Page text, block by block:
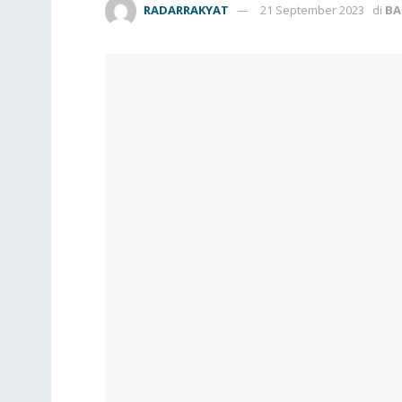
RADARRAKYAT 21 September 2023 di